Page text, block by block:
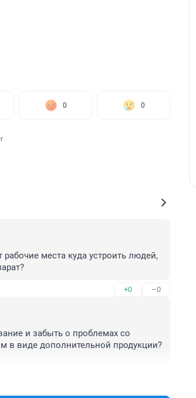
0 0
места куда устроить людей,
+0 –0
и забыть о проблемах со
в виде дополнительной продукции?